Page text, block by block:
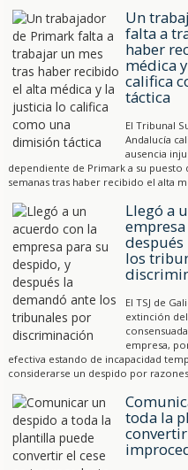
Un
falta a
haber
médica
califica
táctica
El Tribunal
Andalucía
ausencia
dependiente de Primark a su puesto
semanas tras haber recibido el alta
Llegó a
los
El TSJ de
extinción
empresa,
efectiva estando de incapacidad
considerarse un despido por
toda la